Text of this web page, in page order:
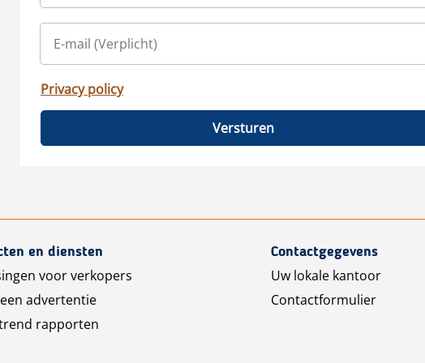
Privacy policy
Versturen
en diensten
voor verkopers
advertentie
rapporten
Contactgegevens
Uw lokale kantoor
Contactformulier